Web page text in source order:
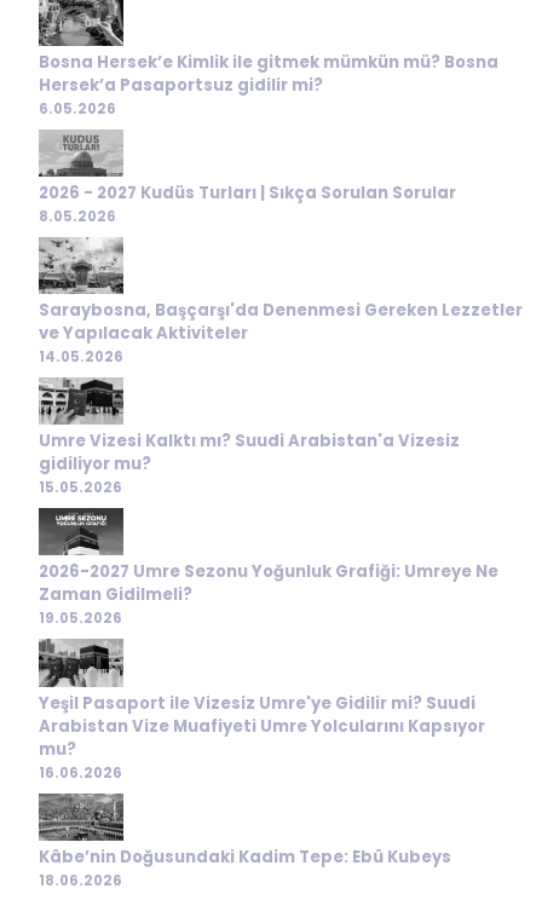
Bosna Hersek’e Kimlik ile gitmek mümkün mü? Bosna
Hersek’a Pasaportsuz gidilir mi?
6.05.2026
2026 - 2027 Kudüs Turları | Sıkça Sorulan Sorular
8.05.2026
Saraybosna, Başçarşı'da Denenmesi Gereken Lezzetler
ve Yapılacak Aktiviteler
14.05.2026
Umre Vizesi Kalktı mı? Suudi Arabistan'a Vizesiz
gidiliyor mu?
15.05.2026
2026-2027 Umre Sezonu Yoğunluk Grafiği: Umreye Ne
Zaman Gidilmeli?
19.05.2026
Yeşil Pasaport ile Vizesiz Umre'ye Gidilir mi? Suudi
Arabistan Vize Muafiyeti Umre Yolcularını Kapsıyor
mu?
16.06.2026
Kâbe’nin Doğusundaki Kadim Tepe: Ebû Kubeys
18.06.2026